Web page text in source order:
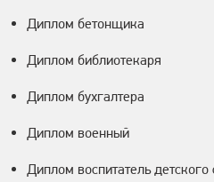
Диплом бетонщика
Диплом библиотекаря
Диплом бухгалтера
Диплом военный
Диплом воспитатель детского